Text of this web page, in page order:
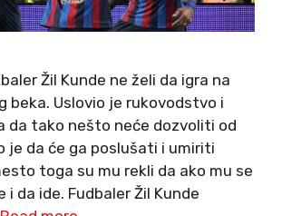
Žil Kunde ne želi da igra na
beka. Uslovio je rukovodstvo i
da tako nešto neće dozvoliti od
je da će ga poslušati i umiriti
toga su mu rekli da ako mu se
i da ide. Fudbaler Žil Kunde